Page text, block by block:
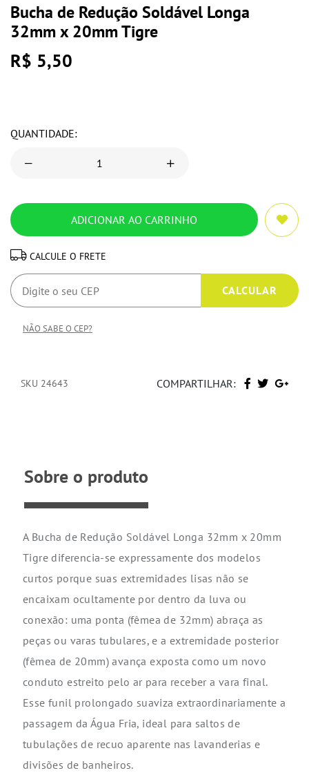
Bucha de Redução Soldável Longa
32mm x 20mm Tigre
R$ 5,50
QUANTIDADE:
CALCULE O FRETE
NÃO SABE O CEP?
SKU 24643 COMPARTILHAR:
Sobre o produto
A Bucha de Redução Soldável Longa 32mm x 20mm
Tigre diferencia-se expressamente dos modelos
curtos porque suas extremidades lisas não se
encaixam ocultamente por dentro da luva ou
conexão: uma ponta (fêmea de 32mm) abraça as
peças ou varas tubulares, e a extremidade posterior
(fêmea de 20mm) avança exposta como um novo
conduto estreito pelo ar para receber a vara final.
Esse funil prolongado suaviza extraordinariamente a
passagem da Água Fria, ideal para saltos de
tubulações de recuo aparente nas lavanderias e
divisões de banheiros.